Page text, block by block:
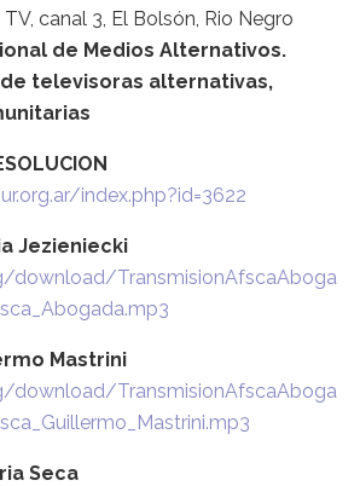
canal 3, El Bolsón, Rio Negro
de Medios Alternativos.
televisoras alternativas,
index.php?id=3622
Jezieniecki
download/TransmisionAfscaAboga
Mastrini
download/TransmisionAfscaAboga
Seca